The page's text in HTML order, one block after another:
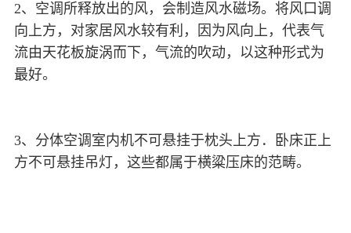
2、空调所释放出的风，会制造风水磁场。将风口调
向上方，对家居风水较有利，因为风向上，代表气
流由天花板旋涡而下，气流的吹动，以这种形式为
最好。
3、分体空调室内机不可悬挂于枕头上方．卧床正上
方不可悬挂吊灯，这些都属于横粱压床的范畴。